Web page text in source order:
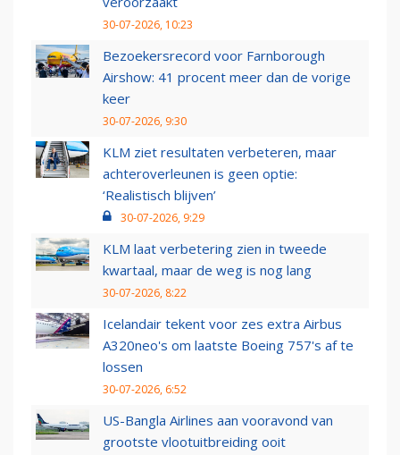
30-07-2026, 10:23
Bezoekersrecord voor Farnborough
Airshow: 41 procent meer dan de vorige
keer
30-07-2026, 9:30
KLM ziet resultaten verbeteren, maar
achteroverleunen is geen optie:
‘Realistisch blijven’
30-07-2026, 9:29
KLM laat verbetering zien in tweede
kwartaal, maar de weg is nog lang
30-07-2026, 8:22
Icelandair tekent voor zes extra Airbus
A320neo's om laatste Boeing 757's af te
lossen
30-07-2026, 6:52
US-Bangla Airlines aan vooravond van
grootste vlootuitbreiding ooit